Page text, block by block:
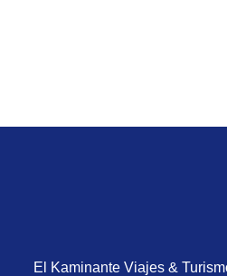
El Kaminante Viajes &